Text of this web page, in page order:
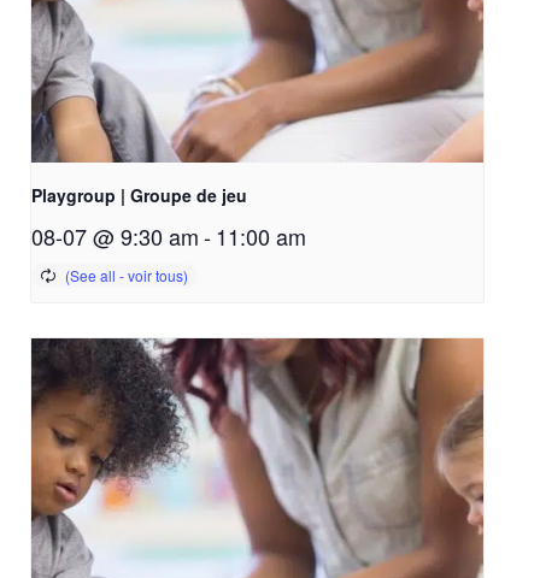
Playgroup | Groupe de jeu
08-07 @ 9:30 am-11:00 am